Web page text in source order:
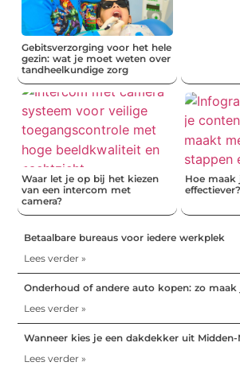
Gebitsverzorging voor het hele
gezin: wat je moet weten over
tandheelkundige zorg
Waar let je op bij het kiezen
van een intercom met
camera?
Hoe maak
effectiever?
Betaalbare bureaus voor iedere werkplek
Lees verder »
Onderhoud of andere auto kopen: zo maak
Lees verder »
Wanneer kies je een dakdekker uit Midden-
Lees verder »